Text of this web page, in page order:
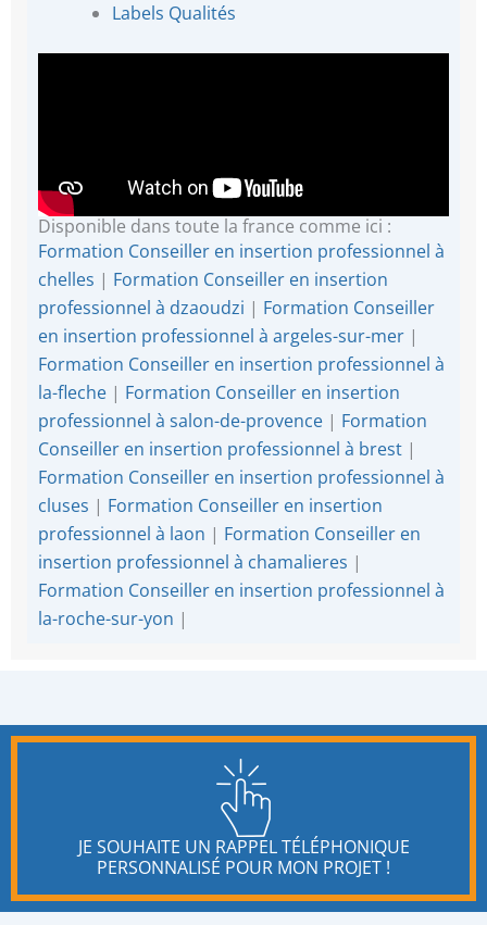
Labels Qualités
Disponible dans toute la france comme ici :
Formation Conseiller en insertion professionnel à
chelles | Formation Conseiller en insertion
professionnel à dzaoudzi | Formation Conseiller
en insertion professionnel à argeles-sur-mer |
Formation Conseiller en insertion professionnel à
la-fleche | Formation Conseiller en insertion
professionnel à salon-de-provence | Formation
Conseiller en insertion professionnel à brest |
Formation Conseiller en insertion professionnel à
cluses | Formation Conseiller en insertion
professionnel à laon | Formation Conseiller en
insertion professionnel à chamalieres |
Formation Conseiller en insertion professionnel à
la-roche-sur-yon |
JE SOUHAITE UN RAPPEL TÉLÉPHONIQUE
PERSONNALISÉ POUR MON PROJET !